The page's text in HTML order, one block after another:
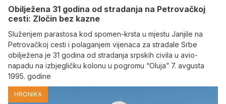
Obilježena 31 godina od stradanja na Petrovačkoj
cesti: Zločin bez kazne
Služenjem parastosa kod spomen-krsta u mjestu Janjile na
Petrovačkoj cesti i polaganjem vijenaca za stradale Srbe
obilježena je 31 godina od stradanja srpskih civila u avio-
napadu na izbjegličku kolonu u pogromu “Oluja” 7. avgusta
1995. godine
HRONIKA